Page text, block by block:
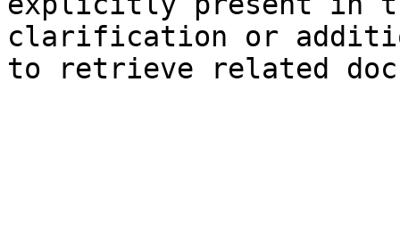
clarification or